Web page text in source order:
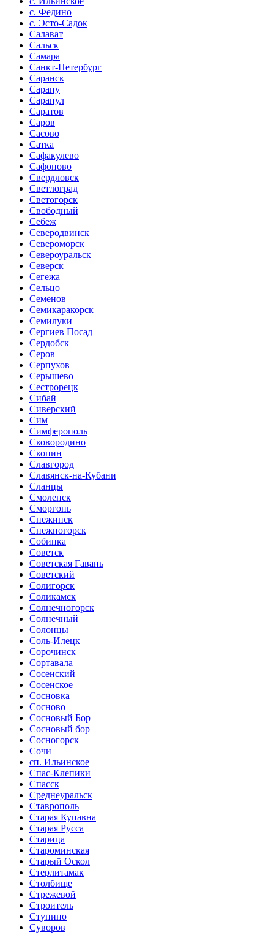
с. Федино
с. Эсто-Садок
Салават
Сальск
Самара
Санкт-Петербург
Саранск
Сарапу
Сарапул
Саратов
Саров
Сасово
Сатка
Сафакулево
Сафоново
Свердловск
Светлоград
Светогорск
Свободный
Себеж
Северодвинск
Североморск
Североуральск
Северск
Сегежа
Сельцо
Семенов
Семикаракорск
Семилуки
Сергиев Посад
Сердобск
Серов
Серпухов
Серышево
Сестрорецк
Сибай
Сиверский
Сим
Симферополь
Сковородино
Скопин
Славгород
Славянск-на-Кубани
Сланцы
Смоленск
Сморгонь
Снежинск
Снежногорск
Собинка
Советск
Советская Гавань
Советский
Солигорск
Соликамск
Солнечногорск
Солнечный
Солонцы
Соль-Илецк
Сорочинск
Сортавала
Сосенский
Сосенское
Сосновка
Сосново
Сосновый Бор
Сосновый бор
Сосногорск
Сочи
сп. Ильинское
Спас-Клепики
Спасск
Среднеуральск
Ставрополь
Старая Купавна
Старая Русса
Старица
Староминская
Старый Оскол
Стерлитамак
Столбище
Стрежевой
Строитель
Ступино
Суворов